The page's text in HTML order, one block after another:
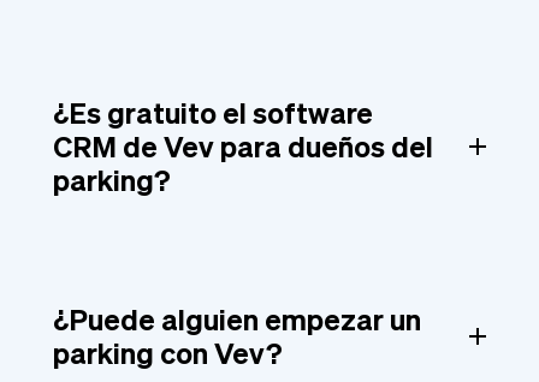
¿Es gratuito el software
CRM de Vev para dueños del
parking?
¿Puede alguien empezar un
parking con Vev?